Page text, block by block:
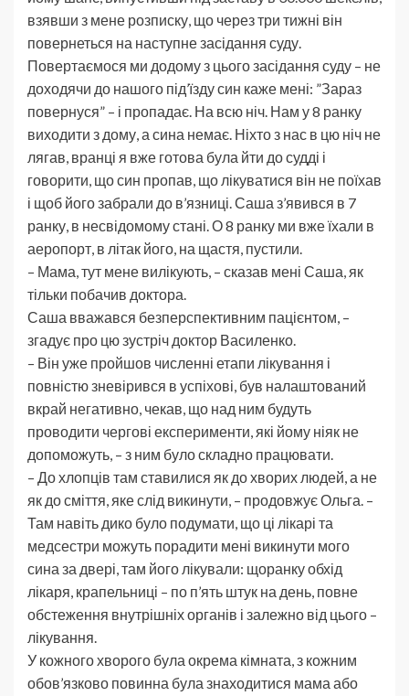
взявши з мене розписку, що через три тижні він
повернеться на наступне засідання суду.
Повертаємося ми додому з цього засідання суду – не
доходячи до нашого під’їзду син каже мені: ”Зараз
повернуся” – і пропадає. На всю ніч. Нам у 8 ранку
виходити з дому, а сина немає. Ніхто з нас в цю ніч не
лягав, вранці я вже готова була йти до судді і
говорити, що син пропав, що лікуватися він не поїхав
і щоб його забрали до в’язниці. Саша з’явився в 7
ранку, в несвідомому стані. О 8 ранку ми вже їхали в
аеропорт, в літак його, на щастя, пустили.
– Мама, тут мене вилікують, – сказав мені Саша, як
тільки побачив доктора.
Саша вважався безперспективним пацієнтом, –
згадує про цю зустріч доктор Василенко.
– Він уже пройшов численні етапи лікування і
повністю зневірився в успіхові, був налаштований
вкрай негативно, чекав, що над ним будуть
проводити чергові експерименти, які йому ніяк не
допоможуть, – з ним було складно працювати.
– До хлопців там ставилися як до хворих людей, а не
як до сміття, яке слід викинути, – продовжує Ольга. –
Там навіть дико було подумати, що ці лікарі та
медсестри можуть порадити мені викинути мого
сина за двері, там його лікували: щоранку обхід
лікаря, крапельниці – по п’ять штук на день, повне
обстеження внутрішніх органів і залежно від цього –
лікування.
У кожного хворого була окрема кімната, з кожним
обов’язково повинна була знаходитися мама або